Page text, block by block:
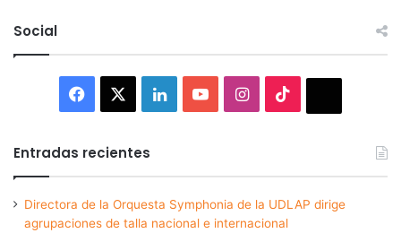
Social
Facebook LinkedInYouTubeInstagram
Entradas recientes
Directora de la Orquesta Symphonia de la UDLAP dirige
agrupaciones de talla nacional e internacional